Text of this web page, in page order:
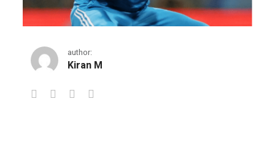
author:
Kiran M